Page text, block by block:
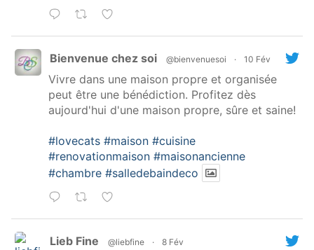
Bienvenue chez soi @bienvenuesoi · 10 Fév
Vivre dans une maison propre et organisée
peut être une bénédiction. Profitez dès
aujourd'hui d'une maison propre, sûre et saine!
#lovecats #maison #cuisine
#renovationmaison #maisonancienne
#chambre #salledebaindeco
Lieb Fine @liebfine · 8 Fév